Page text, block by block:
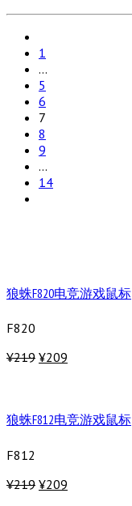
1
…
5
6
7
8
9
…
14
狼蛛F820电竞游戏鼠标
F820
¥219 ¥209
狼蛛F812电竞游戏鼠标
F812
¥219 ¥209